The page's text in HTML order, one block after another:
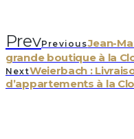
PrevPreviousJean-
grande boutique à la
NextWeierbach :
d’appartements à la